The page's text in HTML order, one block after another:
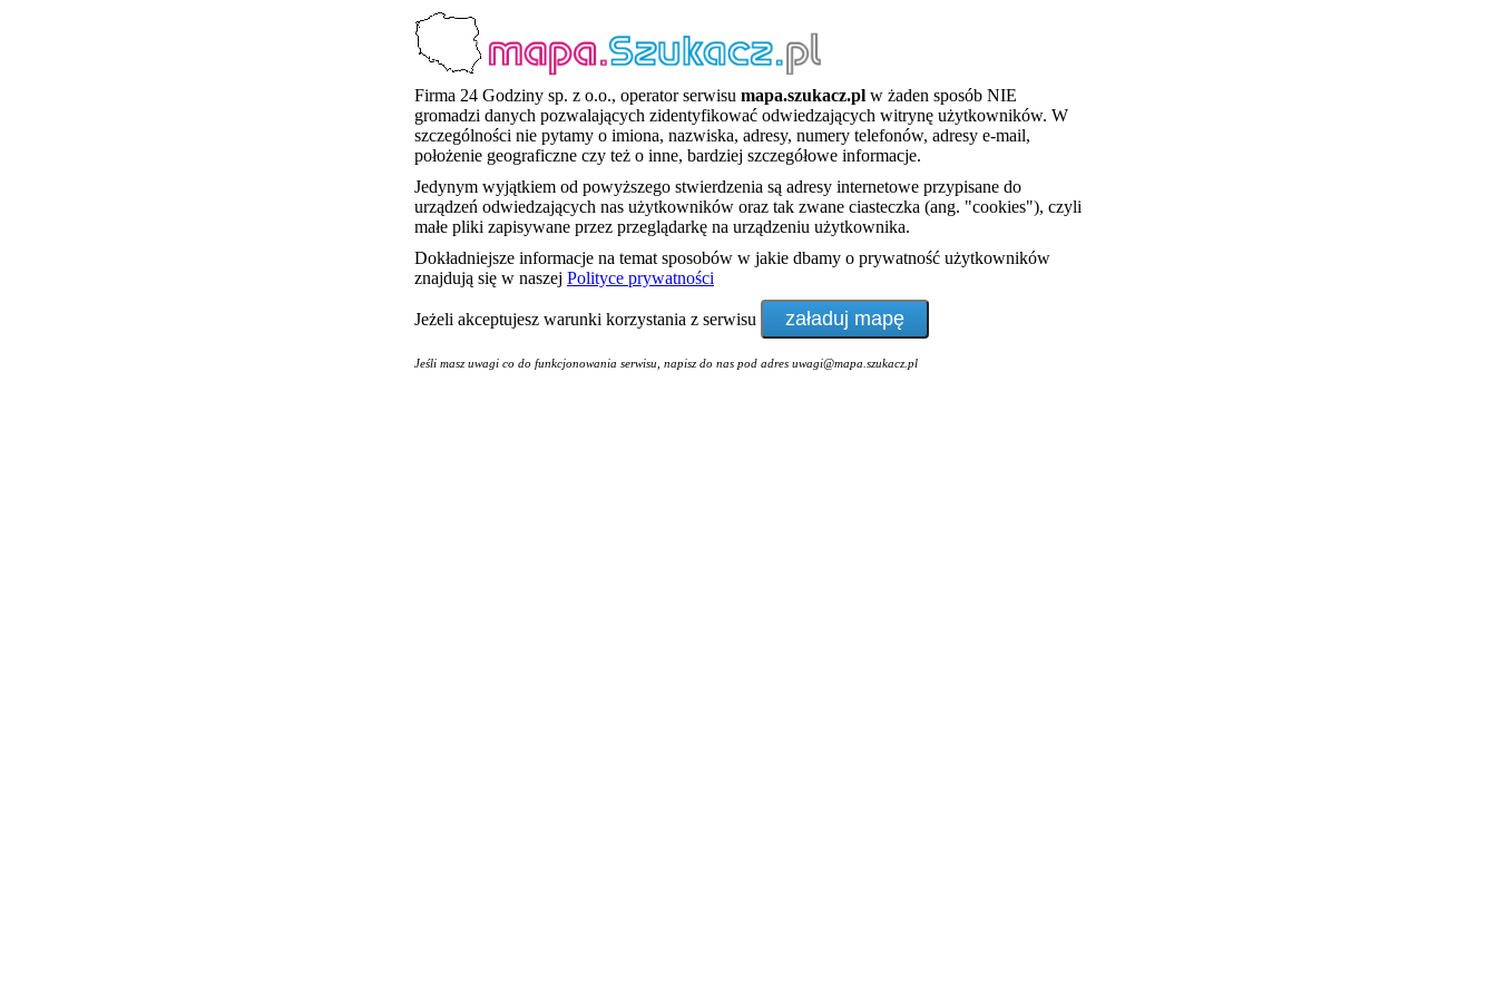
Firma 24 Godziny sp. z o.o., operator serwisu mapa.szukacz.pl w żaden sposób NIE
gromadzi danych pozwalających zidentyfikować odwiedzających witrynę użytkowników. W
szczególności nie pytamy o imiona, nazwiska, adresy, numery telefonów, adresy e-mail,
położenie geograficzne czy też o inne, bardziej szczegółowe informacje.
Jedynym wyjątkiem od powyższego stwierdzenia są adresy internetowe przypisane do
urządzeń odwiedzających nas użytkowników oraz tak zwane ciasteczka (ang. "cookies"), czyli
małe pliki zapisywane przez przeglądarkę na urządzeniu użytkownika.
Dokładniejsze informacje na temat sposobów w jakie dbamy o prywatność użytkowników
znajdują się w naszej Polityce prywatności
Jeżeli akceptujesz warunki korzystania z serwisu
Jeśli masz uwagi co do funkcjonowania serwisu, napisz do nas pod adres uwagi@mapa.szukacz.pl